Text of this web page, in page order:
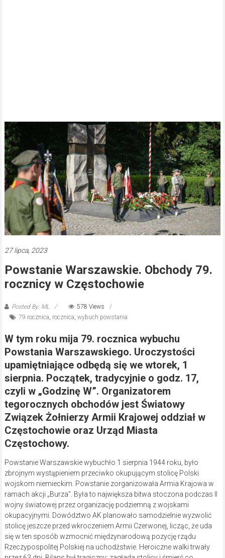
27 lipca, 2023
Powstanie Warszawskie. Obchody 79.
rocznicy w Częstochowie
Posted By: ML
578 Views
79 rocznica rocznica wybuch powstania
W tym roku mija 79. rocznica wybuchu
Powstania Warszawskiego. Uroczystości
upamiętniające odbędą się we wtorek, 1
sierpnia. Początek, tradycyjnie o godz. 17,
czyli w „Godzinę W”. Organizatorem
tegorocznych obchodów jest Światowy
Związek Żołnierzy Armii Krajowej oddział w
Częstochowie oraz Urząd Miasta
Częstochowy.
Powstanie Warszawskie wybuchło 1 sierpnia 1944 roku, było
zbrojnym wystąpieniem przeciwko okupującym stolicę Polski
wojskom niemieckim. Powstanie zorganizowała Armia Krajowa w
ramach akcji „Burza”. Była to największa bitwa stoczona podczas II
wojny światowej przez organizację podziemną z wojskami
okupacyjnymi. Dowództwo AK planowało samodzielnie wyzwolić
stolicę jeszcze przed wkroczeniem Armii Czerwonej, licząc, że uda
się w ten sposób wzmocnić międzynarodową pozycję rządu
Rzeczypospolitej Polskiej na uchodźstwie. Heroiczne walki trwały